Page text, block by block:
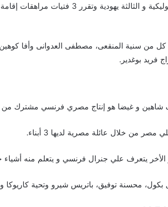
حيث يصور عائلة مسلمة و أخري كاثوليكية و الثالثة
من سنية المنقعى، مصطفى العدوانى وأفا كوهين
فريد بوغدير.
و غيضا هو إنتاج مصري فرنسي مشترك من إنتاج
مصر من خلال عائلة مصرية لديها 3 أبناء.
يتعرف علي جنرال فرنسي و يتعلم منه أشياء
محسنة توفيق، باتريس شيرو وتحية كاريوكا